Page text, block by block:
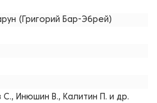
(Григорий Бар-Эбрей)
С., Инюшин В., Калитин П. и др.